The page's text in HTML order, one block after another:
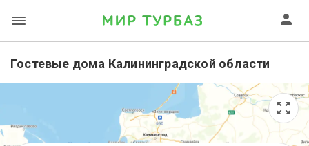
Гостевые дома Калининградской области